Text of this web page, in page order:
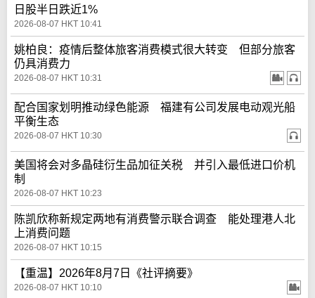
日股半日跌近1%
2026-08-07 HKT 10:41
姚柏良：疫情后整体旅客消费模式很大转变 但部分旅客
仍具消费力
2026-08-07 HKT 10:31
配合国家划明推动绿色能源 福建有公司发展电动观光船
平衡生态
2026-08-07 HKT 10:30
美国将会对多晶硅衍生品加征关税 并引入最低进口价机
制
2026-08-07 HKT 10:23
陈凯欣称新规定两地有消费警示联合调查 能处理港人北
上消费问题
2026-08-07 HKT 10:15
【重温】2026年8月7日《社评摘要》
2026-08-07 HKT 10:10